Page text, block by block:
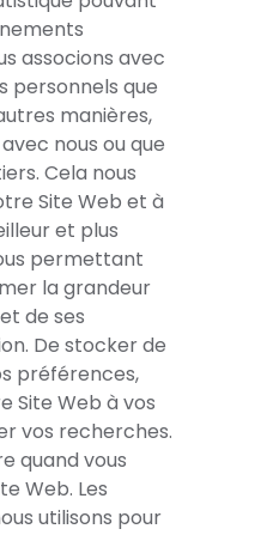
associons avec
personnels que
manières,
nous ou que
Cela nous
Site Web et à
et plus
permettant
la grandeur
de ses
De stocker de
préférences,
Site Web à vos
vos recherches.
quand vous
Web. Les
utilisons pour